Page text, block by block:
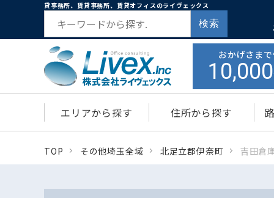
貸事務所、賃貸事務所、賃貸オフィスのライヴェックス
検索
おかげさま
10,000
エリアから探す 住所から探す
TOP その他埼玉全域 北足立郡伊奈町 吉田倉